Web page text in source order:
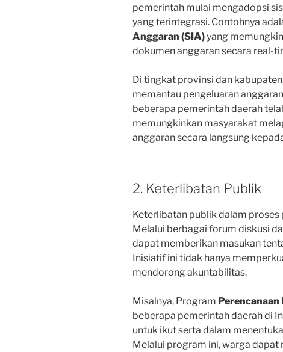
pemerintah mulai mengadopsi
yang terintegrasi. Contohnya
Anggaran (SIA)yang
dokumen anggaran secara real-
Di tingkat provinsi dan
memantau pengeluaran
beberapa pemerintah daerah
memungkinkan masyarakat
anggaran secara langsung
2. Keterlibatan Publik
Keterlibatan publik dalam
Melalui berbagai forum diskusi
dapat memberikan masukan
Inisiatif ini tidak hanya
mendorong akuntabilitas.
Misalnya, Program
beberapa pemerintah daerah di
untuk ikut serta dalam
Melalui program ini, warga